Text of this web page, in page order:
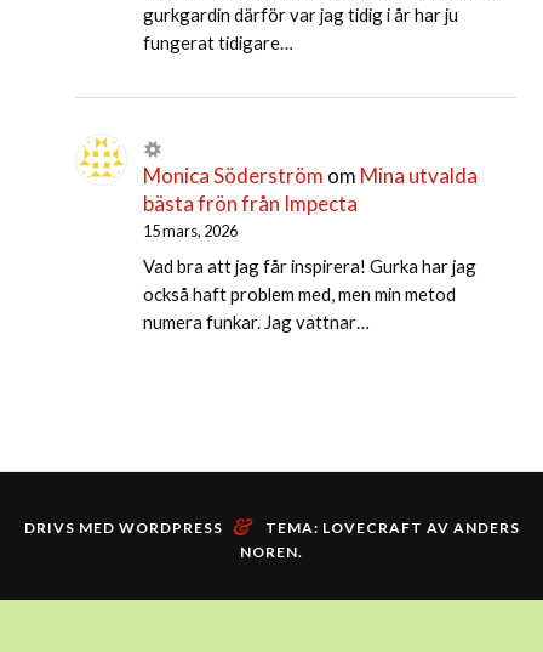
gurkgardin därför var jag tidig i år har ju
fungerat tidigare…
Monica Söderström om Mina utvalda
bästa frön från Impecta
15 mars, 2026
Vad bra att jag får inspirera! Gurka har jag
också haft problem med, men min metod
numera funkar. Jag vattnar…
DRIVS MED WORDPRESS & TEMA: LOVECRAFT AV ANDERS
NOREN.